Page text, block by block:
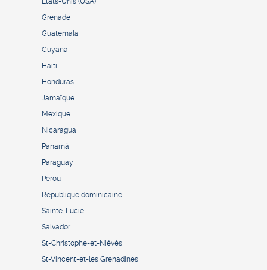
Grenade
Guatemala
Guyana
Haïti
Honduras
Jamaïque
Mexique
Nicaragua
Panamá
Paraguay
Pérou
République dominicaine
Sainte-Lucie
Salvador
St-Christophe-et-Niévès
St-Vincent-et-les Grenadines